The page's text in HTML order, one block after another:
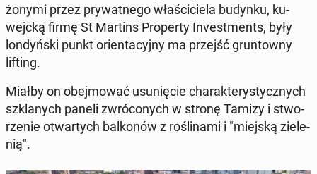
żo­ny­mi przez pry­wat­ne­go wła­ści­cie­la budynku, ku­
wejc­ką firmę St Martins Pro­per­ty In­ve­st­ments, były
lon­dyń­ski punkt orien­ta­cyj­ny ma przejść grun­tow­ny
lifting.
Miałby on obej­mo­wać usu­nię­cie cha­rak­te­ry­stycz­nych
szkla­nych paneli zwró­co­nych w stronę Tamizy i stwo­
rze­nie otwar­tych bal­ko­nów z ro­śli­na­mi i "miejską zie­le­
nią".